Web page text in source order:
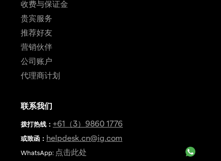
收费与保证金
贵宾服务
推荐好友
营销伙伴
公司账户
代理商计划
联系我们
拨打热线 ： +61（3）9860 1776
或致函： helpdesk.cn@ig.com
WhatsApp: 点击此处